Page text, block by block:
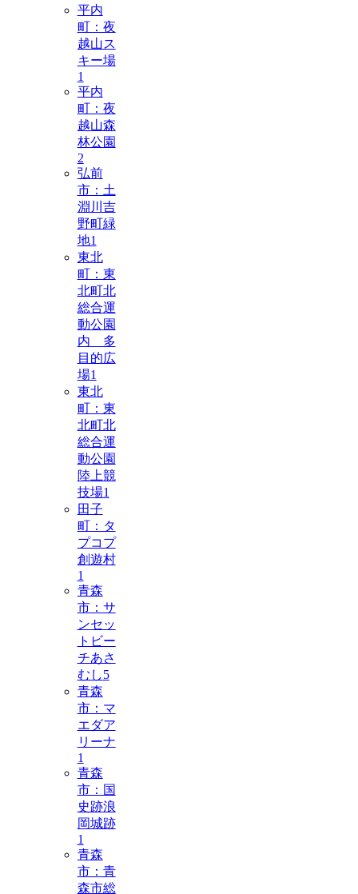
平内
町：夜
越山ス
キー場
1
平内
町：夜
越山森
林公園
2
弘前
市：土
淵川吉
野町緑
地1
東北
町：東
北町北
総合運
動公園
内 多
目的広
場1
東北
町：東
北町北
総合運
動公園
陸上競
技場1
田子
町：タ
プコプ
創遊村
1
青森
市：サ
ンセッ
トビー
チあさ
むし5
青森
市：マ
エダア
リーナ
1
青森
市：国
史跡浪
岡城跡
1
青森
市：青
森市総